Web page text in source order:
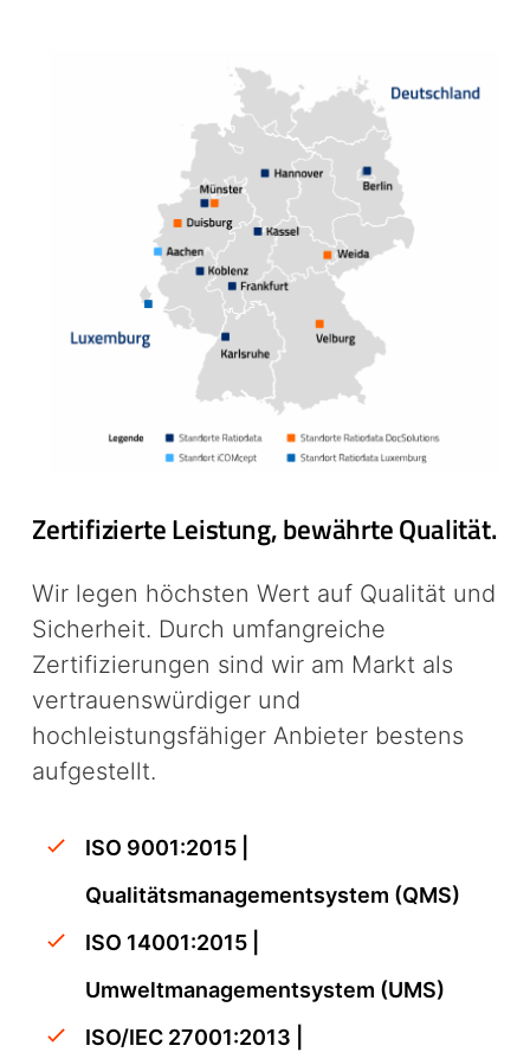
Zertifizierte Leistung, bewährte Qualität.
Wir legen höchsten Wert auf Qualität und
Sicherheit. Durch umfangreiche
Zertifizierungen sind wir am Markt als
vertrauenswürdiger und
hochleistungsfähiger Anbieter bestens
aufgestellt.
ISO 9001:2015 |
Qualitätsmanagementsystem (QMS)
ISO 14001:2015 |
Umweltmanagementsystem (UMS)
ISO/IEC 27001:2013 |